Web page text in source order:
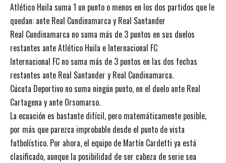
Atlético Huila suma 1 un punto o menos en los dos partidos que le
quedan: ante Real Cundinamarca y Real Santander
Real Cundinamarca no suma más de 3 puntos en sus duelos
restantes ante Atlético Huila e Internacional FC
Internacional FC no suma más de 3 puntos en las dos fechas
restantes ante Real Santander y Real Cundinamarca.
Cúcuta Deportivo no suma ningún punto, en el duelo ante Real
Cartagena y ante Orsomarso.
La ecuación es bastante difícil, pero matemáticamente posible,
por más que parezca improbable desde el punto de vista
futbolístico. Por ahora, el equipo de Martín Cardetti ya está
clasificado, aunque la posibilidad de ser cabeza de serie sea